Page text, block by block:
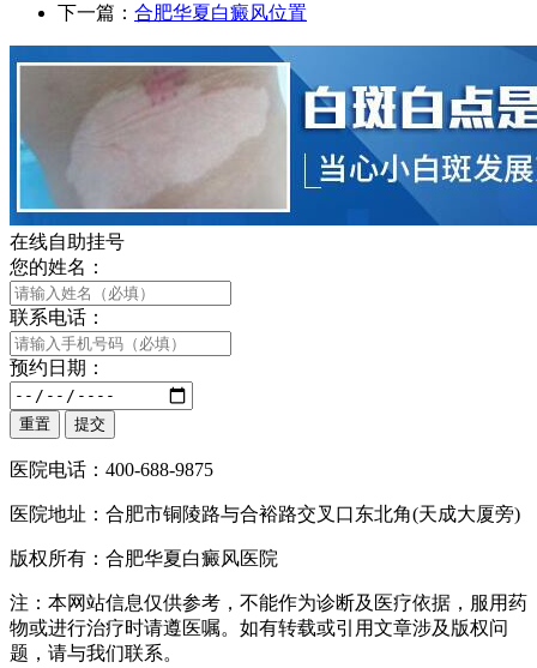
下一篇： 合肥华夏白癜风位置
在线自助挂号
您的姓名：
联系电话：
预约日期：
医院电话：400-688-9875
医院地址：合肥市铜陵路与合裕路交叉口东北角(天成大厦旁)
版权所有：合肥华夏白癜风医院
注：本网站信息仅供参考，不能作为诊断及医疗依据，服用药
物或进行治疗时请遵医嘱。如有转载或引用文章涉及版权问
题，请与我们联系。